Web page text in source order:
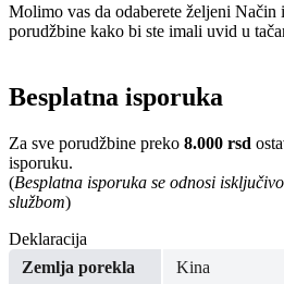
Molimo vas da odaberete željeni Način
porudžbine kako bi ste imali uvid u
Besplatna isporuka
Za sve porudžbine preko 8.000 rsd
isporuku.
(Besplatna isporuka se odnosi
službom)
Deklaracija
Zemlja porekla
Kina